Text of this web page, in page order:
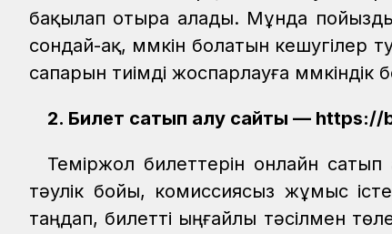
бақылап отыра алады. Мұнда
сондай-ақ, мүмкін болатын кешугілер
сапарын тиімді жоспарлауға мүмкіндік
2. Билет сатып алу сайты — https://
Теміржол билеттерін онлайн
тәулік бойы, комиссиясыз жұмыс
таңдап, билетті ыңғайлы тәсілмен